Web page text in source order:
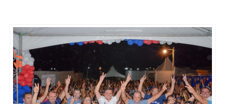
ESPORTES
ENTRETENIMENTO